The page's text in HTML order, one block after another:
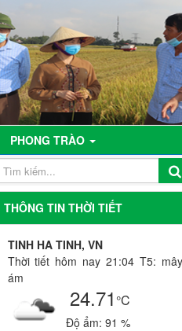
PHONG TRÀO
THÔNG TIN THỜI TIẾT
TINH HA TINH, VN
Thời tiết hôm nay 21:04 T5:
ám
24.71 °C
Độ ẩm: 91 %